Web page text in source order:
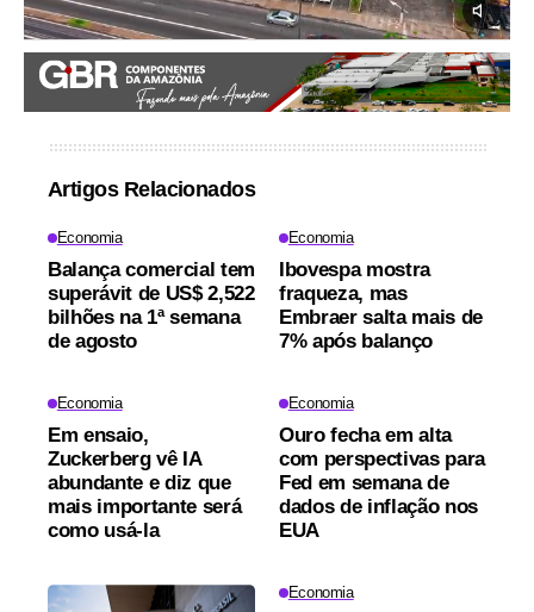
Artigos Relacionados
Economia
Balança comercial tem
superávit de US$ 2,522
bilhões na 1ª semana
de agosto
Economia
Ibovespa mostra
fraqueza, mas
Embraer salta mais de
7% após balanço
Economia
Em ensaio,
Zuckerberg vê IA
abundante e diz que
mais importante será
como usá-la
Economia
Ouro fecha em alta
com perspectivas para
Fed em semana de
dados de inflação nos
EUA
Economia